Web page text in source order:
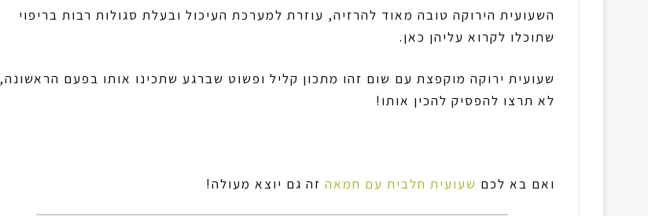
השעועית הירוקה טובה מאוד להרזיה, עוזרת למערכת העיכול ובעלת סגולות רבות בריפוי
שתוכלו לקרוא עליהן כאן.
שעועית ירוקה מוקפצת עם שום זהו מתכון קליל ופשוט שברגע שתכינו אותו בפעם הראשונה,
לא תרצו להפסיק להכין אותו!
ואם בא לכם שעועית חלבית עם חמאה זה גם יוצא מעולה!